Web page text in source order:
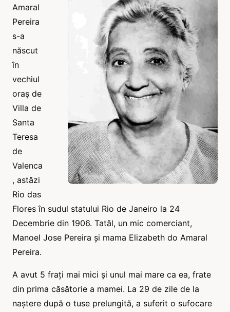
Amaral
Pereira
s-a
născut
în
vechiul
oraș de
Villa de
Santa
Teresa
de
Valenca
, astăzi
Rio das
Flores în sudul statului Rio de Janeiro la 24
Decembrie din 1906. Tatăl, un mic comerciant,
Manoel Jose Pereira și mama Elizabeth do Amaral
Pereira.
A avut 5 frați mai mici și unul mai mare ca ea, frate
din prima căsătorie a mamei. La 29 de zile de la
naștere după o tuse prelungită, a suferit o sufocare